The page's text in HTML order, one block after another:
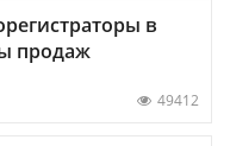
в
продаж
49412